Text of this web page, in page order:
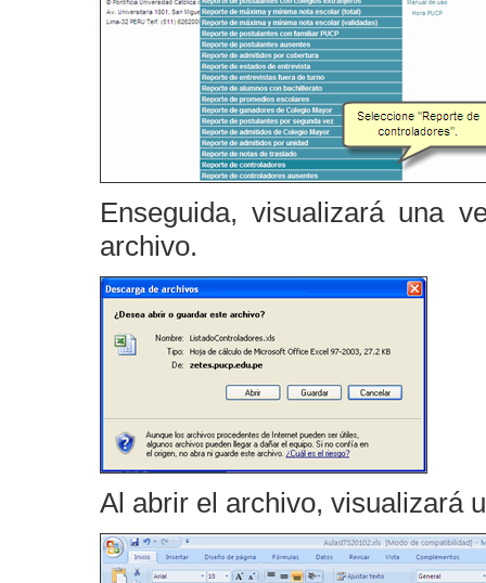
Enseguida, visualizará una
archivo.
Al abrir el archivo, visualizará